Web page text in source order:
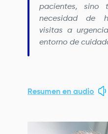
pacientes, sino
necesidad de
visitas a
entorno de
Resumen en audio